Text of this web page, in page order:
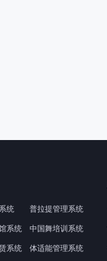
统
系统
系统
普拉提管理系统
中国舞培训系统
体适能管理系统